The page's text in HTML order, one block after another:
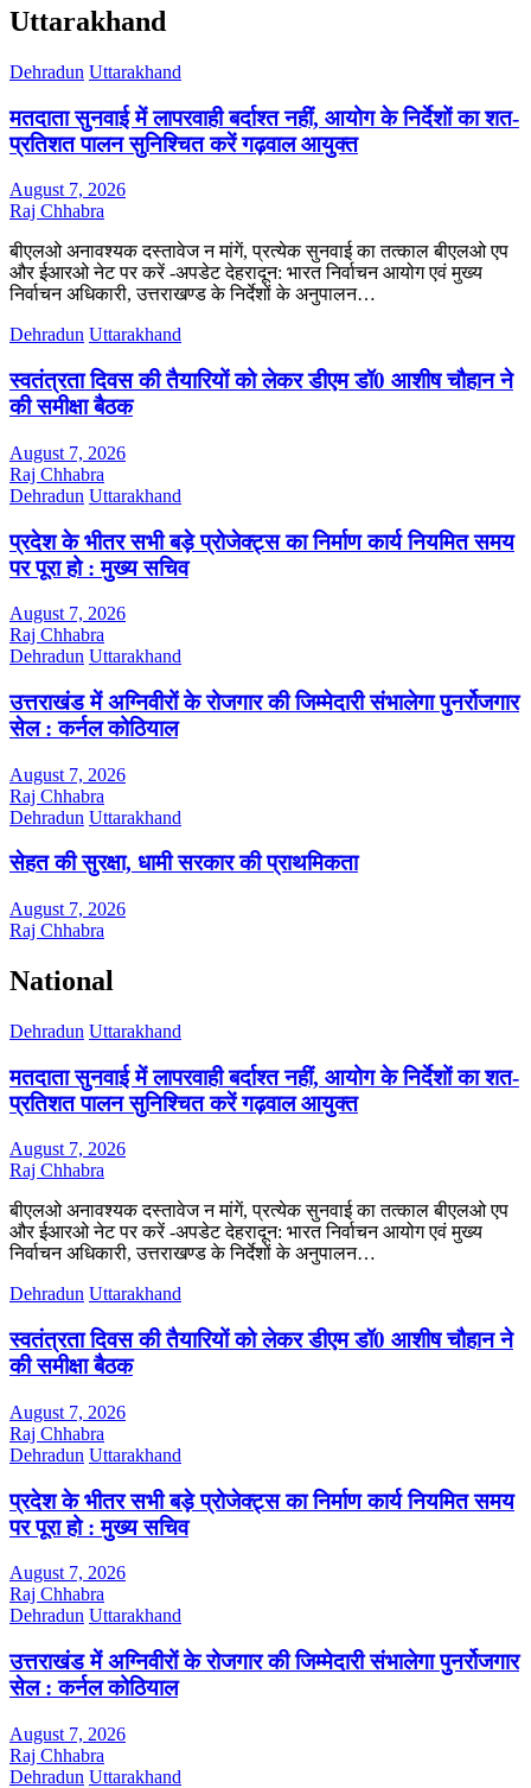
Uttarakhand
Dehradun Uttarakhand
मतदाता सुनवाई में लापरवाही बर्दाश्त नहीं, आयोग के निर्देशों का शत-
प्रतिशत पालन सुनिश्चित करें गढ़वाल आयुक्त
August 7, 2026
Raj Chhabra
बीएलओ अनावश्यक दस्तावेज न मांगें, प्रत्येक सुनवाई का तत्काल बीएलओ एप
और ईआरओ नेट पर करें -अपडेट देहरादून: भारत निर्वाचन आयोग एवं मुख्य
निर्वाचन अधिकारी, उत्तराखण्ड के निर्देशों के अनुपालन…
Dehradun Uttarakhand
स्वतंत्रता दिवस की तैयारियों को लेकर डीएम डॉ0 आशीष चौहान ने
की समीक्षा बैठक
August 7, 2026
Raj Chhabra
Dehradun Uttarakhand
प्रदेश के भीतर सभी बड़े प्रोजेक्ट्स का निर्माण कार्य नियमित समय
पर पूरा हो : मुख्य सचिव
August 7, 2026
Raj Chhabra
Dehradun Uttarakhand
उत्तराखंड में अग्निवीरों के रोजगार की जिम्मेदारी संभालेगा पुनर्रोजगार
सेल : कर्नल कोठियाल
August 7, 2026
Raj Chhabra
Dehradun Uttarakhand
सेहत की सुरक्षा, धामी सरकार की प्राथमिकता
August 7, 2026
Raj Chhabra
National
Dehradun Uttarakhand
मतदाता सुनवाई में लापरवाही बर्दाश्त नहीं, आयोग के निर्देशों का शत-
प्रतिशत पालन सुनिश्चित करें गढ़वाल आयुक्त
August 7, 2026
Raj Chhabra
बीएलओ अनावश्यक दस्तावेज न मांगें, प्रत्येक सुनवाई का तत्काल बीएलओ एप
और ईआरओ नेट पर करें -अपडेट देहरादून: भारत निर्वाचन आयोग एवं मुख्य
निर्वाचन अधिकारी, उत्तराखण्ड के निर्देशों के अनुपालन…
Dehradun Uttarakhand
स्वतंत्रता दिवस की तैयारियों को लेकर डीएम डॉ0 आशीष चौहान ने
की समीक्षा बैठक
August 7, 2026
Raj Chhabra
Dehradun Uttarakhand
प्रदेश के भीतर सभी बड़े प्रोजेक्ट्स का निर्माण कार्य नियमित समय
पर पूरा हो : मुख्य सचिव
August 7, 2026
Raj Chhabra
Dehradun Uttarakhand
उत्तराखंड में अग्निवीरों के रोजगार की जिम्मेदारी संभालेगा पुनर्रोजगार
सेल : कर्नल कोठियाल
August 7, 2026
Raj Chhabra
Dehradun Uttarakhand